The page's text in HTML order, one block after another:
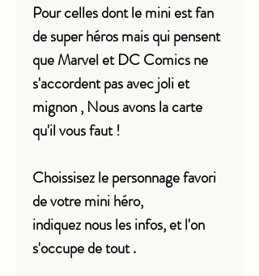
Pour celles dont le mini est fan
de super héros mais qui pensent
que Marvel et DC Comics ne
s'accordent pas avec joli et
mignon , Nous avons la carte
qu'il vous faut !
Choissisez le personnage favori
de votre mini héro,
indiquez nous les infos, et l'on
s'occupe de tout .